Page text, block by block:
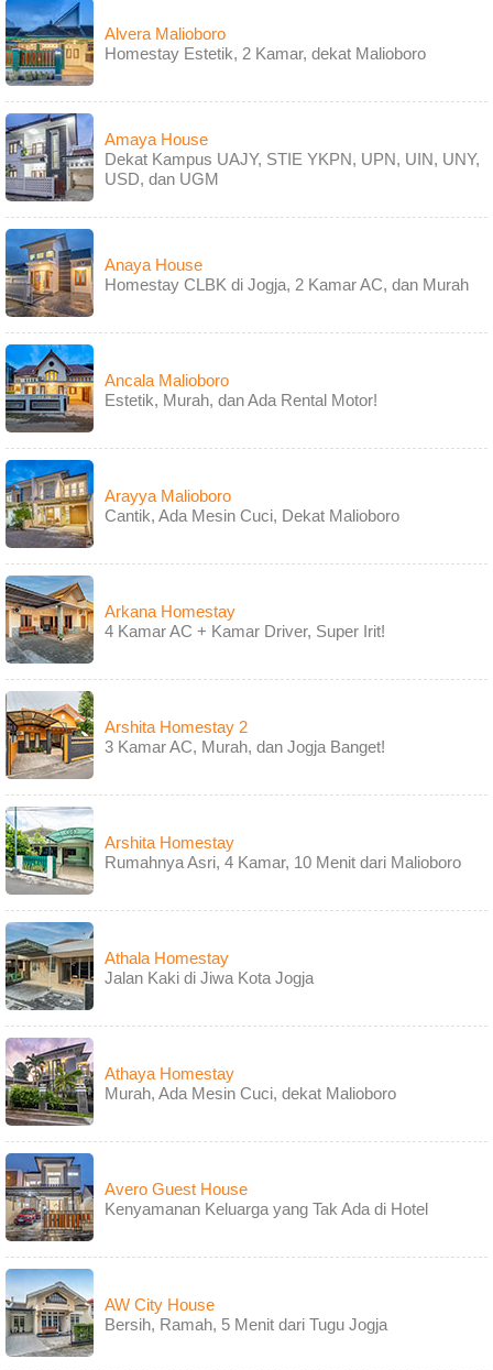
Alvera Malioboro
Homestay Estetik, 2 Kamar, dekat Malioboro
Amaya House
Dekat Kampus UAJY, STIE YKPN, UPN, UIN, UNY,
USD, dan UGM
Anaya House
Homestay CLBK di Jogja, 2 Kamar AC, dan Murah
Ancala Malioboro
Estetik, Murah, dan Ada Rental Motor!
Arayya Malioboro
Cantik, Ada Mesin Cuci, Dekat Malioboro
Arkana Homestay
4 Kamar AC + Kamar Driver, Super Irit!
Arshita Homestay 2
3 Kamar AC, Murah, dan Jogja Banget!
Arshita Homestay
Rumahnya Asri, 4 Kamar, 10 Menit dari Malioboro
Athala Homestay
Jalan Kaki di Jiwa Kota Jogja
Athaya Homestay
Murah, Ada Mesin Cuci, dekat Malioboro
Avero Guest House
Kenyamanan Keluarga yang Tak Ada di Hotel
AW City House
Bersih, Ramah, 5 Menit dari Tugu Jogja